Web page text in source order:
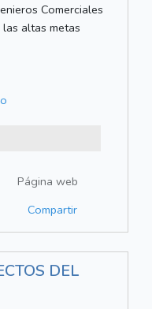
Comerciales
altas metas
Página web
Compartir
DEL